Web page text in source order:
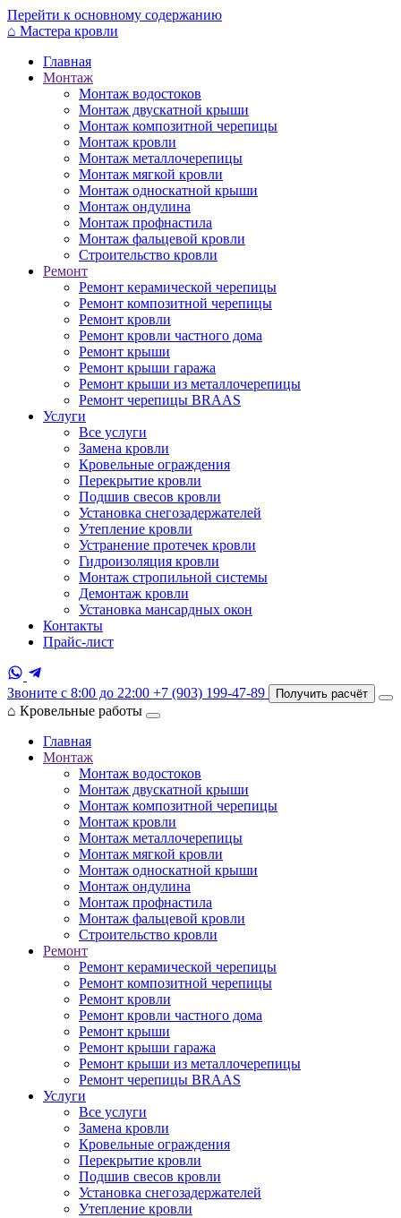
Перейти к основному содержанию
⌂ Мастера кровли
Главная
Монтаж
Монтаж водостоков
Монтаж двускатной крыши
Монтаж композитной черепицы
Монтаж кровли
Монтаж металлочерепицы
Монтаж мягкой кровли
Монтаж односкатной крыши
Монтаж ондулина
Монтаж профнастила
Монтаж фальцевой кровли
Строительство кровли
Ремонт
Ремонт керамической черепицы
Ремонт композитной черепицы
Ремонт кровли
Ремонт кровли частного дома
Ремонт крыши
Ремонт крыши гаража
Ремонт крыши из металлочерепицы
Ремонт черепицы BRAAS
Услуги
Все услуги
Замена кровли
Кровельные ограждения
Перекрытие кровли
Подшив свесов кровли
Установка снегозадержателей
Утепление кровли
Устранение протечек кровли
Гидроизоляция кровли
Монтаж стропильной системы
Демонтаж кровли
Установка мансардных окон
Контакты
Прайс-лист
Звоните с 8:00 до 22:00 +7 (903) 199-47-89 Получить расчёт
⌂ Кровельные работы
Главная
Монтаж
Монтаж водостоков
Монтаж двускатной крыши
Монтаж композитной черепицы
Монтаж кровли
Монтаж металлочерепицы
Монтаж мягкой кровли
Монтаж односкатной крыши
Монтаж ондулина
Монтаж профнастила
Монтаж фальцевой кровли
Строительство кровли
Ремонт
Ремонт керамической черепицы
Ремонт композитной черепицы
Ремонт кровли
Ремонт кровли частного дома
Ремонт крыши
Ремонт крыши гаража
Ремонт крыши из металлочерепицы
Ремонт черепицы BRAAS
Услуги
Все услуги
Замена кровли
Кровельные ограждения
Перекрытие кровли
Подшив свесов кровли
Установка снегозадержателей
Утепление кровли